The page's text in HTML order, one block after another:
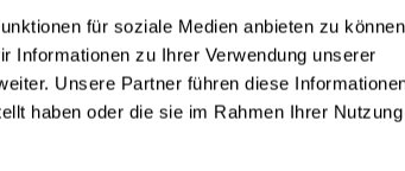
für soziale Medien anbieten zu können
Informationen zu Ihrer Verwendung unserer
Unsere Partner führen diese
haben oder die sie im Rahmen Ihrer Nutzung